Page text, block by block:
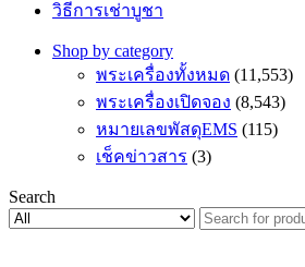
วิธีการเช่าบูชา
Shop by category
พระเครื่องทั้งหมด (11,553)
พระเครื่องเปิดจอง (8,543)
หมายเลขพัสดุEMS (115)
เช็คข่าวสาร (3)
Search